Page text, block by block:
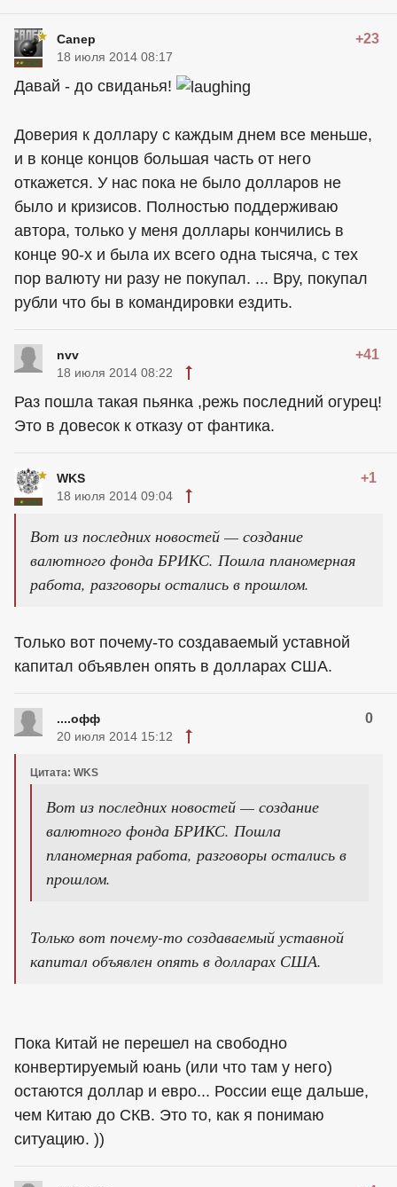
Canep +23
18 июля 2014 08:17
Давай - до свиданья!
Доверия к доллару с каждым днем все меньше,
и в конце концов большая часть от него
откажется. У нас пока не было долларов не
было и кризисов. Полностью поддерживаю
автора, только у меня доллары кончились в
конце 90-х и была их всего одна тысяча, с тех
пор валюту ни разу не покупал. ... Вру, покупал
рубли что бы в командировки ездить.
nvv +41
18 июля 2014 08:22
Раз пошла такая пьянка ,режь последний огурец!
Это в довесок к отказу от фантика.
WKS +1
18 июля 2014 09:04
Вот из последних новостей — создание
валютного фонда БРИКС. Пошла планомерная
работа, разговоры остались в прошлом.
Только вот почему-то создаваемый уставной
капитал объявлен опять в долларах США.
....офф 0
20 июля 2014 15:12
Цитата: WKS
Вот из последних новостей — создание
валютного фонда БРИКС. Пошла
планомерная работа, разговоры остались в
прошлом.
Только вот почему-то создаваемый уставной
капитал объявлен опять в долларах США.
Пока Китай не перешел на свободно
конвертируемый юань (или что там у него)
остаются доллар и евро... России еще дальше,
чем Китаю до СКВ. Это то, как я понимаю
ситуацию. ))